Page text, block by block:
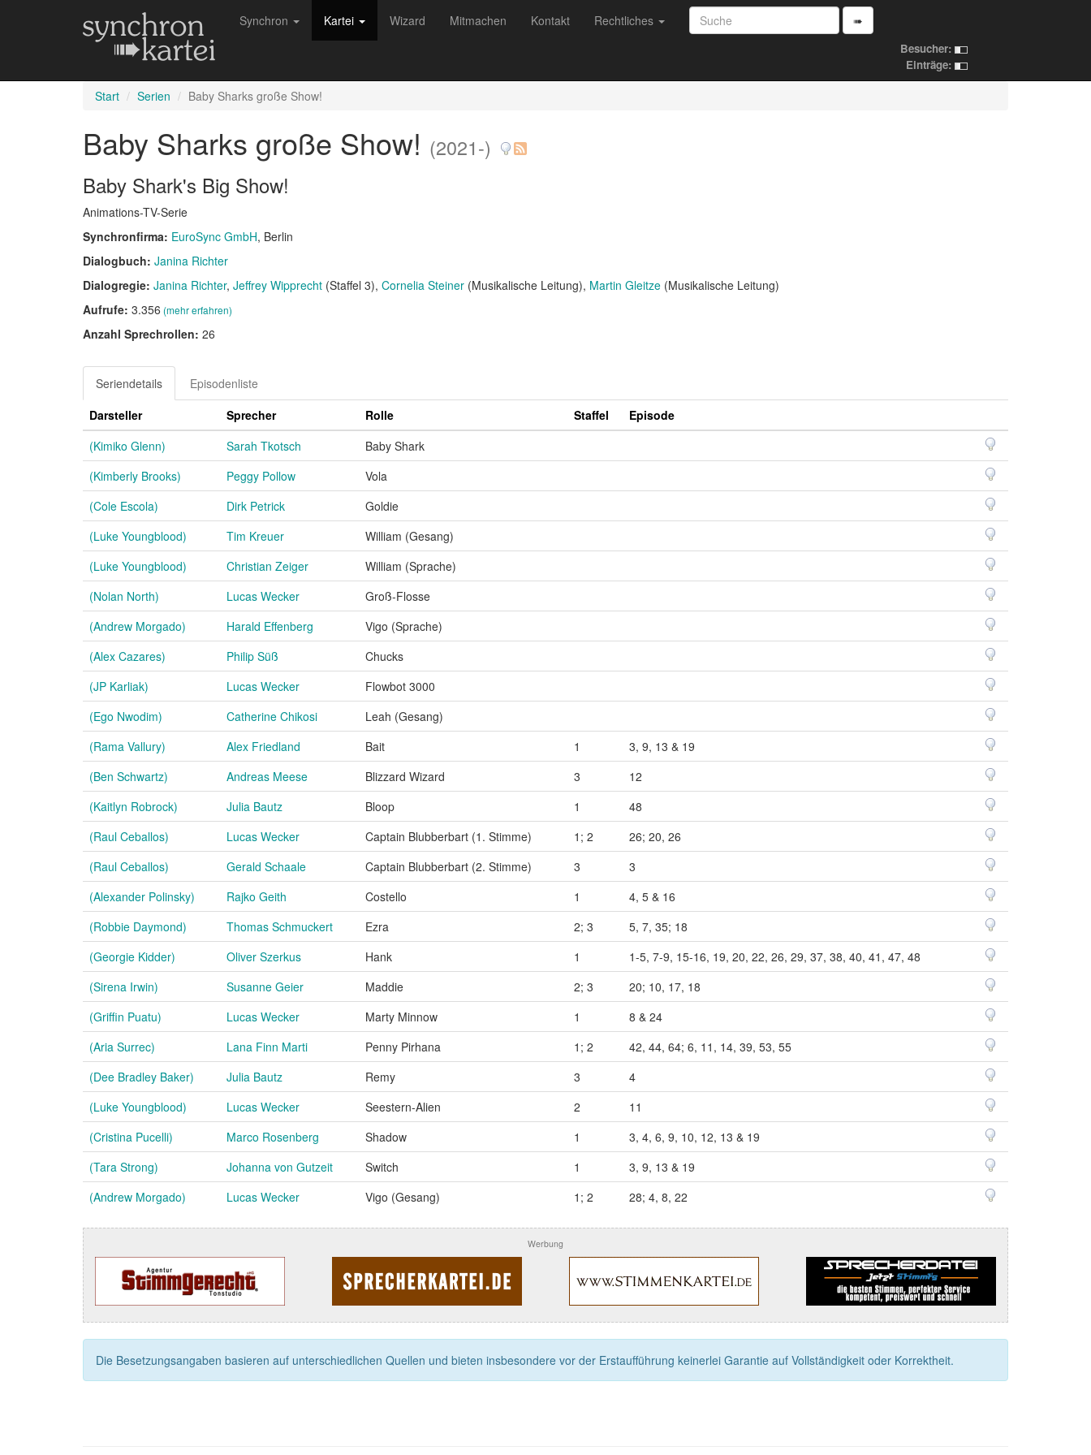
Synchron Kartei Wizard Mitmachen Kontakt Rechtliches ➠
Besucher:
Einträge:
Start Serien Baby Sharks große Show!
Baby Sharks große Show! (2021-)
Baby Shark's Big Show!
Animations-TV-Serie
Synchronfirma: EuroSync GmbH, Berlin
Dialogbuch: Janina Richter
Dialogregie: Janina Richter Jeffrey Wipprecht (Staffel 3) Cornelia Steiner (Musikalische Leitung) Martin Gleitze (Musikalische Leitung)
Aufrufe: 3.356 (mehr erfahren)
Anzahl Sprechrollen: 26
Seriendetails
Episodenliste
Darsteller
Sprecher Rolle Staffel
Episode
(Kimiko Glenn)
Sarah Tkotsch
Baby Shark
(Kimberly Brooks)
Peggy Pollow
Vola
(Cole Escola)
Dirk Petrick
Goldie
(Luke Youngblood)
Tim Kreuer
William (Gesang)
(Luke Youngblood)
Christian Zeiger
William (Sprache)
(Nolan North)
Lucas Wecker
Groß-Flosse
(Andrew Morgado)
Harald Effenberg
Vigo (Sprache)
(Alex Cazares)
Philip Süß
Chucks
(JP Karliak)
Lucas Wecker
Flowbot 3000
(Ego Nwodim)
Catherine Chikosi
Leah (Gesang)
(Rama Vallury)
Alex Friedland Bait 1
3, 9, 13 & 19
(Ben Schwartz)
Andreas Meese Blizzard Wizard 3
12
(Kaitlyn Robrock)
Julia Bautz Bloop 1
48
(Raul Ceballos)
Lucas Wecker Captain Blubberbart (1. Stimme) 1; 2
26; 20, 26
(Raul Ceballos)
Gerald Schaale Captain Blubberbart (2. Stimme) 3
3
(Alexander Polinsky)
Rajko Geith Costello 1
4, 5 & 16
(Robbie Daymond)
Thomas Schmuckert Ezra 2; 3
5, 7, 35; 18
(Georgie Kidder)
Oliver Szerkus Hank 1
1-5, 7-9, 15-16, 19, 20, 22, 26, 29, 37, 38, 40, 41, 47, 48
(Sirena Irwin)
Susanne Geier Maddie 2; 3
20; 10, 17, 18
(Griffin Puatu)
Lucas Wecker Marty Minnow 1
8 & 24
(Aria Surrec)
Lana Finn Marti Penny Pirhana 1; 2
42, 44, 64; 6, 11, 14, 39, 53, 55
(Dee Bradley Baker)
Julia Bautz Remy 3
4
(Luke Youngblood)
Lucas Wecker Seestern-Alien 2
11
(Cristina Pucelli)
Marco Rosenberg Shadow 1
3, 4, 6, 9, 10, 12, 13 & 19
(Tara Strong)
Johanna von Gutzeit Switch 1
3, 9, 13 & 19
(Andrew Morgado)
Lucas Wecker Vigo (Gesang) 1; 2 28; 4, 8, 22
Werbung
Die Besetzungsangaben basieren auf unterschiedlichen Quellen und bieten insbesondere vor der Erstaufführung keinerlei Garantie auf Vollständigkeit oder Korrektheit.